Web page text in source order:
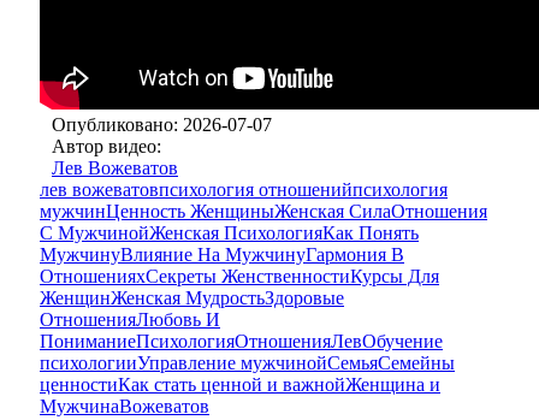
Опубликовано: 2026-07-07
Автор видео:
Лев Вожеватов
лев вожеватовпсихология отношенийпсихология
мужчинЦенность ЖенщиныЖенская СилаОтношения
С МужчинойЖенская ПсихологияКак Понять
МужчинуВлияние На МужчинуГармония В
ОтношенияхСекреты ЖенственностиКурсы Для
ЖенщинЖенская МудростьЗдоровые
ОтношенияЛюбовь И
ПониманиеПсихологияОтношенияЛевОбучение
психологииУправление мужчинойСемьяСемейны
ценностиКак стать ценной и важнойЖенщина и
МужчинаВожеватов